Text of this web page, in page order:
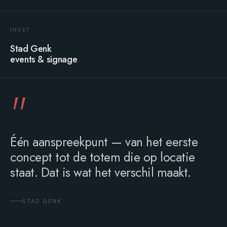
INZET
Stad Genk
events & signage
"
Één aanspreekpunt — van het eerste
concept tot de totem die op locatie
staat. Dat is wat het verschil maakt.
STAD GENK